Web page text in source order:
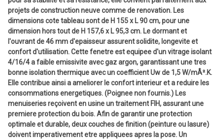
projets de construction neuve comme de renovation. Les
dimensions cote tableau sont de H 155 x L 90 cm, pour une
dimension hors tout de H 157,6 x L 95,3 cm. Le dormant et
l'ouvrant de 46 mm d'epaisseur assurent solidite, longevite et
confort d'utilisation. Cette fenetre est equipee d'un vitrage isolant
4/16/4 a faible emissivite avec gaz argon, garantissant une tres
bonne isolation thermique avec un coefficient Uw de 1,5 W/mÂ².K.
Elle contribue ainsi a ameliorer le confort interieur et a reduire les
consommations energetiques. (Poignee non fournis.) Les
menuiseries reçoivent en usine un traitement FIH, assurant une
premiere protection du bois. Afin de garantir une protection
optimale et durable, deux couches de finition (peinture ou lasure)
doivent imperativement etre appliquees apres la pose. Un